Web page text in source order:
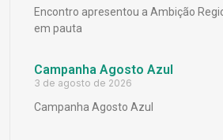
Encontro apresentou a Ambição
em pauta
Campanha Agosto Azul
3 de agosto de 2026
Campanha Agosto Azul